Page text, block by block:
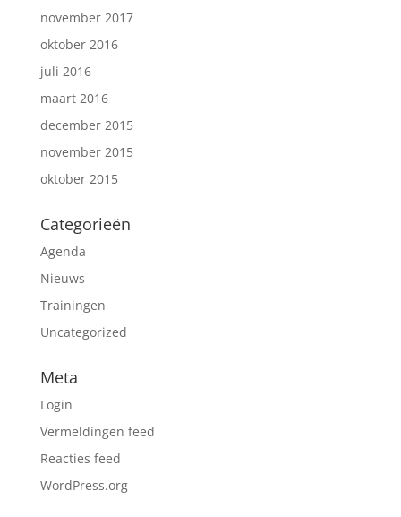
november 2017
oktober 2016
juli 2016
maart 2016
december 2015
november 2015
oktober 2015
Categorieën
Agenda
Nieuws
Trainingen
Uncategorized
Meta
Login
Vermeldingen feed
Reacties feed
WordPress.org